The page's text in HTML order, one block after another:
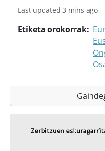
Last updated 3 mins ago
Etiketa orokorrak